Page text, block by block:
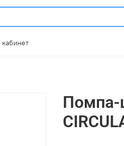
Помпа-